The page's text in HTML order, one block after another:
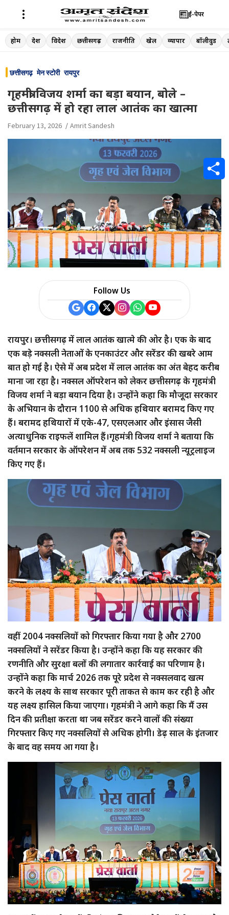
Skip
to
ई-पेपर
होम देश विदेश छत्तीसगढ़ राजनीति खेल व्यापार बॉलीवुड
छत्तीसगढ़ मेन स्टोरी रायपुर
गृहमंत्री विजय शर्मा का बड़ा बयान, बोले –
छत्तीसगढ़ में हो रहा लाल आतंक का खात्मा
February 13, 2026 Amrit Sandesh
Follow Us
रायपुर। छत्तीसगढ़ में लाल आतंक खात्मे की ओर है। एक के बाद
एक बड़े नक्सली नेताओं के एनकाउंटर और सरेंडर की खबरे आम
बात हो गई है। ऐसे में अब प्रदेश में लाल आतंक का अंत बेहद करीब
माना जा रहा है। नक्सल ऑपरेशन को लेकर छत्तीसगढ़ के गृहमंत्री
विजय शर्मा ने बड़ा बयान दिया है। उन्होंने कहा कि मौजूदा सरकार
के अभियान के दौरान 1100 से अधिक हथियार बरामद किए गए
हैं। बरामद हथियारों में एके-47, एसएलआर और इंसास जैसी
अत्याधुनिक राइफलें शामिल हैं।गृहमंत्री विजय शर्मा ने बताया कि
वर्तमान सरकार के ऑपरेशन में अब तक 532 नक्सली न्यूट्रलाइज
किए गए हैं।
वहीं 2004 नक्सलियों को गिरफ्तार किया गया है और 2700
नक्सलियों ने सरेंडर किया है। उन्होंने कहा कि यह सरकार की
रणनीति और सुरक्षा बलों की लगातार कार्रवाई का परिणाम है।
उन्होंने कहा कि मार्च 2026 तक पूरे प्रदेश से नक्सलवाद खत्म
करने के लक्ष्य के साथ सरकार पूरी ताकत से काम कर रही है और
यह लक्ष्य हासिल किया जाएगा। गृहमंत्री ने आगे कहा कि मैं उस
दिन की प्रतीक्षा करता था जब सरेंडर करने वालों की संख्या
गिरफ्तार किए गए नक्सलियों से अधिक होगी। डेढ़ साल के इंतजार
के बाद वह समय आ गया है।
h
a
r